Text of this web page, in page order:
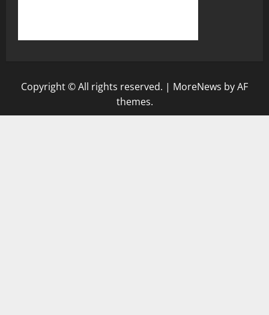
Copyright © All rights reserved. | MoreNews by AF
themes.